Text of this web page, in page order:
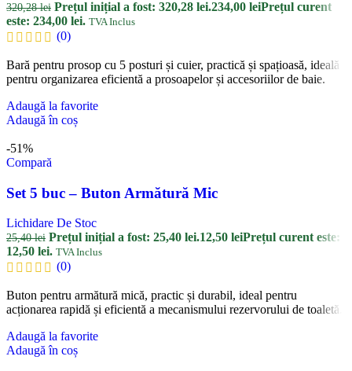
320,28lei Prețul inițial a fost: 320,28 lei.234,00 leiPrețul curent
este: 234,00 lei. TVA Inclus
(0)
Bară pentru prosop cu 5 posturi și cuier, practică și spațioasă, ideală
pentru organizarea eficientă a prosoapelor și accesoriilor de baie.
Adaugă la favorite
Adaugă în coș
-51%
Compară
Set 5 buc – Buton Armătură Mic
Lichidare De Stoc
25,40lei Prețul inițial a fost: 25,40 lei.12,50 leiPrețul curent este:
12,50 lei. TVA Inclus
(0)
Buton pentru armătură mică, practic și durabil, ideal pentru
acționarea rapidă și eficientă a mecanismului rezervorului de toaletă.
Adaugă la favorite
Adaugă în coș